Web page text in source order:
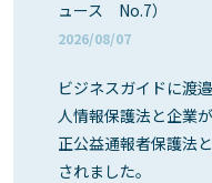
ュース No.7）
2026/08/07
ビジネスガイドに渡
人情報保護法と企業
正公益通報者保護法
されました。